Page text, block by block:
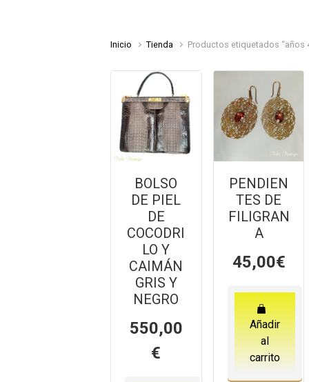
Inicio Tienda Productos etiquetados “años
BOLSO
DE PIEL
DE
COCODRI
LO Y
CAIMÁN
GRIS Y
NEGRO
550,00
€
PENDIEN
TES DE
FILIGRAN
A
45,00€
Añadir
al
carrito